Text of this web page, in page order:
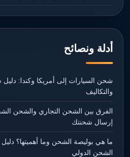
أدلة ونصائح
شحن السيارات إلى أمريكا وكندا:
والتكاليف
الفرق بين الشحن التجاري والشحن
إرسال شحنتك
ما هي بوليصة الشحن وما أهميتها؟
الشحن الدولي